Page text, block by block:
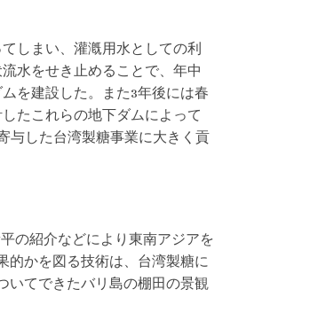
しまい、灌漑用水としての利
水をせき止めることで、年中
を建設した。また3年後には春
たこれらの地下ダムによって
与した台湾製糖事業に大きく貢
の紹介などにより東南アジアを
的かを図る技術は、台湾製糖に
いてできたバリ島の棚田の景観